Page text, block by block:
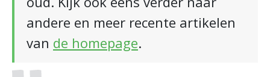
andere en meer recente artikelen
van de homepage.